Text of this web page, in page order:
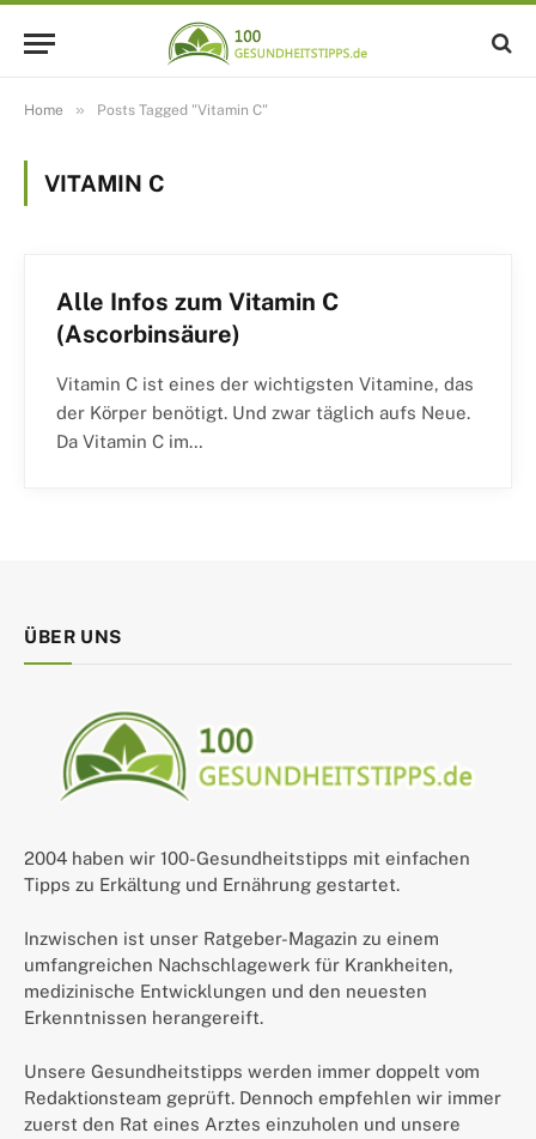
Home » Posts Tagged "Vitamin C"
VITAMIN C
Alle Infos zum Vitamin C
(Ascorbinsäure)
Vitamin C ist eines der wichtigsten Vitamine, das
der Körper benötigt. Und zwar täglich aufs Neue.
Da Vitamin C im…
ÜBER UNS
2004 haben wir 100-Gesundheitstipps mit einfachen
Tipps zu Erkältung und Ernährung gestartet.
Inzwischen ist unser Ratgeber-Magazin zu einem
umfangreichen Nachschlagewerk für Krankheiten,
medizinische Entwicklungen und den neuesten
Erkenntnissen herangereift.
Unsere Gesundheitstipps werden immer doppelt vom
Redaktionsteam geprüft. Dennoch empfehlen wir immer
zuerst den Rat eines Arztes einzuholen und unsere